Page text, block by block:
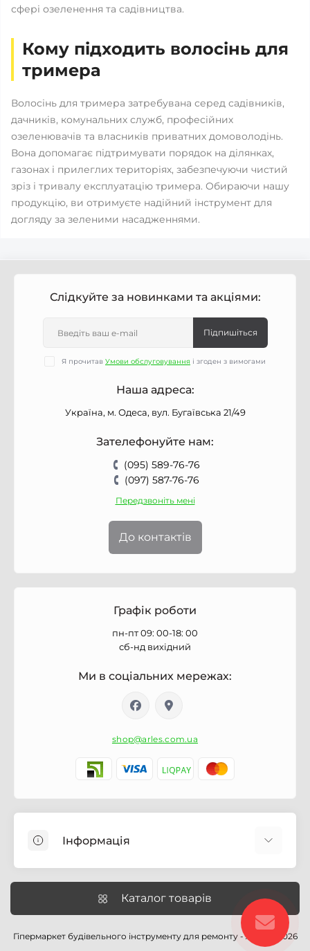
сфері озеленення та садівництва.
Кому підходить волосінь для
тримера
Волосінь для тримера затребувана серед садівників,
дачників, комунальних служб, професійних
озеленювачів та власників приватних домоволодінь.
Вона допомагає підтримувати порядок на ділянках,
газонах і прилеглих територіях, забезпечуючи чистий
зріз і тривалу експлуатацію тримера. Обираючи нашу
продукцію, ви отримуєте надійний інструмент для
догляду за зеленими насадженнями.
Слідкуйте за новинками та акціями:
Підпишіться
Я прочитав Умови обслуговування і згоден з вимогами
Наша адреса:
Україна, м. Одеса, вул. Бугаївська 21/49
Зателефонуйте нам:
(095) 589-76-76
(097) 587-76-76
Передзвоніть мені
До контактів
Графік роботи
пн-пт 09: 00-18: 00
сб-нд вихідний
Ми в соціальних мережах:
shop@arles.com.ua
Інформація
Про магазин Arles.com.ua
Умови обслуговування
Умови оформлення замовлення
Каталог товарів
Гіпермаркет будівельного інструменту для ремонту - Arles © 2026